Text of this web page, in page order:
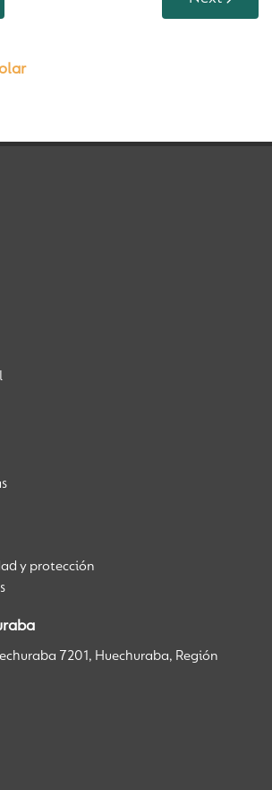
y protección
7201, Huechuraba, Región